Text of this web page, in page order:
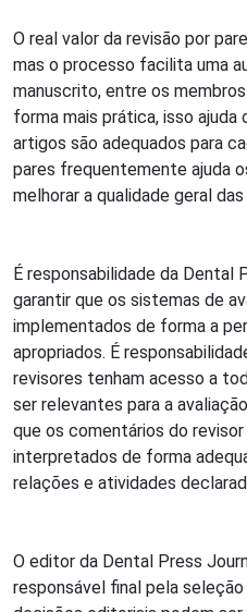
O real valor da revisão por
mas o processo facilita uma
manuscrito, entre os
forma mais prática, isso
artigos são adequados para
pares frequentemente ajuda
melhorar a qualidade geral
É responsabilidade da Dental
garantir que os sistemas de
implementados de forma a
apropriados. É
revisores tenham acesso a
ser relevantes para a
que os comentários do
interpretados de forma
relações e atividades
O editor da Dental Press
responsável final pela